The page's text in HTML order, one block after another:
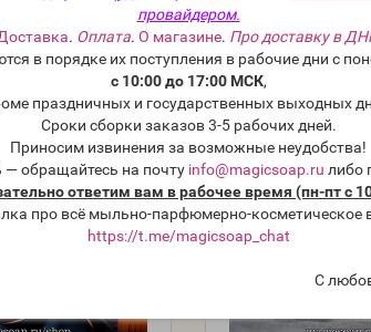
провайдером.
. Оплата. О магазине. Про доставку в
в порядке их поступления в рабочие дни с
с 10:00 до 17:00 МСК,
праздничных и государственных выходных
Сроки сборки заказов 3-5 рабочих дней.
Приносим извинения за возможные неудобства!
обращайтесь на почту info@magicsoap.ru либо
ответим вам в рабочее время (пн-пт с
про всё мыльно-парфюмерно-косметическое
https://t.me/magicsoap_chat
С